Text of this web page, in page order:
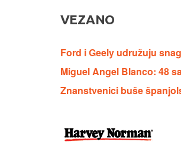
VEZANO
Ford i Geely udružuju
Miguel Angel Blanco: 48
Znanstvenici buše